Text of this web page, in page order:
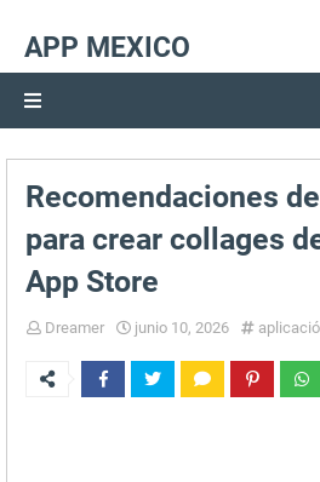
APP MEXICO
Recomendaciones
para crear collages
App Store
Dreamer junio 10, 2026